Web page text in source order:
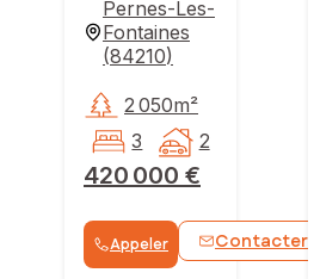
Pernes-Les-
Fontaines
(84210)
420 000 €
2 050m²
3
2
Appeler Contacter